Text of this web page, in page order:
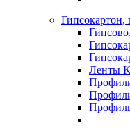
Гипсокартон,
Ленты